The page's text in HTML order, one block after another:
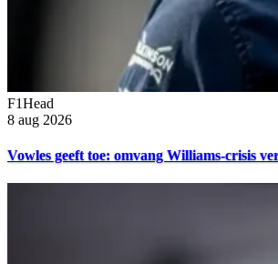
F1Head
8 aug 2026
Vowles geeft toe: omvang Williams-crisis